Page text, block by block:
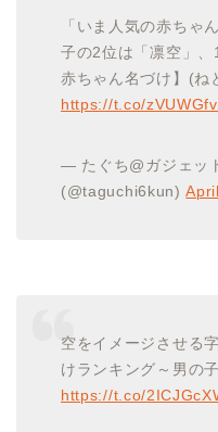
「いま人気の赤ち
子の2位は「凛空」
赤ちゃん名づけ】(ね
https://t.co/
— たぐち@ガジェッ
(@taguchi6kun)
空をイメージさせる
けランキング～男の
https://t.co/